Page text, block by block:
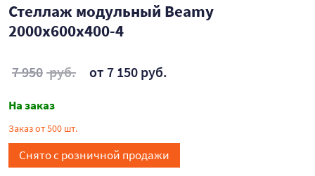
Стеллаж модульный Beamy
2000x600x400-4
7 950 руб. от 7 150 руб.
На заказ
Заказ от 500 шт.
Снято с розничной продажи